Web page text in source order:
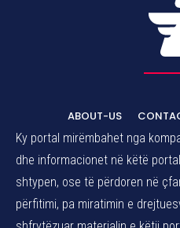
ABOUT-US
Ky portal mirëmbahet nga
dhe informacionet në këtë
shtypen, ose të përdoren në
përfitimi, pa miratimin e